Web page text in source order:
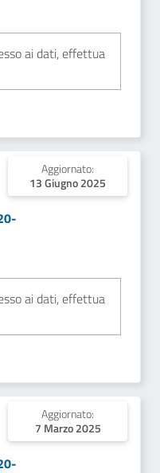
ai dati, effettua
Aggiornato:
13 Giugno 2025
ai dati, effettua
Aggiornato:
7 Marzo 2025